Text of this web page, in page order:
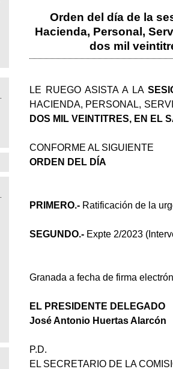
Orden del día de la
Hacienda, Personal,
dos mil
LE RUEGO ASISTA A LA
HACIENDA, PERSONAL,
DOS MIL VEINTITRES, EN EL
CONFORME AL SIGUIENTE
ORDEN DEL DÍA
PRIMERO.- Ratificación de la
SEGUNDO.-Expte 2/2023
Granada a fecha de firma
EL PRESIDENTE DELEGADO
José Antonio Huertas Alarcón
P.D.
EL SECRETARIO DE LA